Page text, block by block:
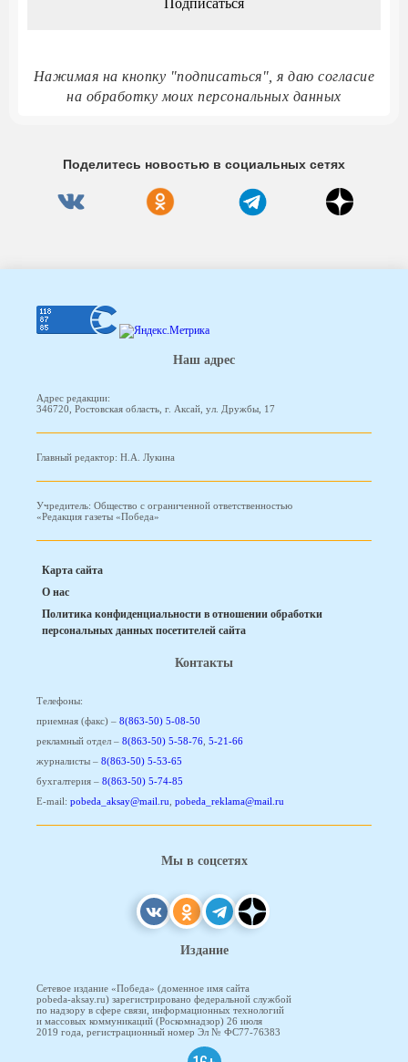
Нажимая на кнопку "подписаться", я даю согласие
на обработку моих персональных данных
Поделитесь новостью в социальных сетях
Наш адрес
Адрес редакции:
346720, Ростовская область, г. Аксай, ул. Дружбы, 17
Главный редактор: Н.А. Лукина
Учредитель: Общество с ограниченной ответственностью
«Редакция газеты «Победа»
Карта сайта
О нас
Политика конфиденциальности в отношении обработки
персональных данных посетителей сайта
Контакты
Телефоны:
приемная (факс) – 8(863-50) 5-08-50
рекламный отдел – 8(863-50) 5-58-76, 5-21-66
журналисты – 8(863-50) 5-53-65
бухгалтерия – 8(863-50) 5-74-85
E-mail: pobeda_aksay@mail.ru, pobeda_reklama@mail.ru
Мы в соцсетях
Издание
Сетевое издание «Победа» (доменное имя сайта
pobeda-aksay.ru) зарегистрировано федеральной службой
по надзору в сфере связи, информационных технологий
и массовых коммуникаций (Роскомнадзор) 26 июля
2019 года, регистрационный номер Эл № ФС77-76383